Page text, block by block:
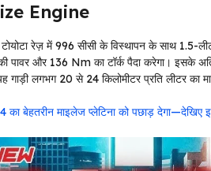
Engine
रेज़ में 996 सीसी के विस्थापन के साथ 1.5-
पावर और 136 Nm का टॉर्क पैदा करेगा। इसके
गाड़ी लगभग 20 से 24 किलोमीटर प्रति लीटर का
बेहतरीन माइलेज प्लेटिना को पछाड़ देगा—देखिए